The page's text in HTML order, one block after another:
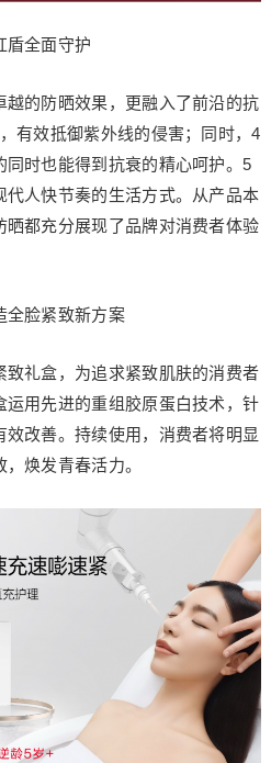
盾全面守护
的防晒效果，更融入了前沿的抗
有效抵御紫外线的侵害；同时，4
时也能得到抗衰的精心呵护。5
人快节奏的生活方式。从产品本
都充分展现了品牌对消费者体验
全脸紧致新方案
礼盒，为追求紧致肌肤的消费者
用先进的重组胶原蛋白技术，针
改善。持续使用，消费者将明显
焕发青春活力。